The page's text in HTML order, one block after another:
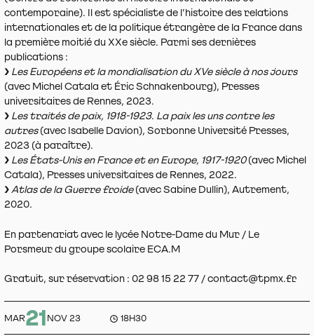
contemporaine). Il est spécialiste de l’histoire des relations
internationales et de la politique étrangère de la France dans
la première moitié du XXe siècle. Parmi ses dernières
publications :
Les Européens et la mondialisation du XVe siècle à nos jours
(avec Michel Catala et Éric Schnakenbourg), Presses
universitaires de Rennes, 2023.
Les traités de paix, 1918-1923. La paix les uns contre les
autres(avec Isabelle Davion), Sorbonne Université Presses,
2023 (à paraître).
Les États-Unis en France et en Europe, 1917-1920(avec Michel
Catala), Presses universitaires de Rennes, 2022.
Atlas de la Guerre froide(avec Sabine Dullin), Autrement,
2020.
En partenariat avec le lycée Notre-Dame du Mur / Le
Porsmeur du groupe scolaire ECA.M
Gratuit, sur réservation : 02 98 15 22 77 / contact@tpmx.fr
MAR21 NOV 23 18H30